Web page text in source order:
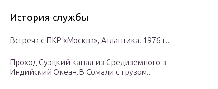
История службы
Встреча с ПКР «Москва», Атлантика. 1976 г..
Проход Суэцкий канал из Средиземного в
Индийский Океан.В Сомали с грузом..